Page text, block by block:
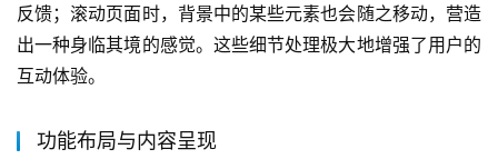
反馈；滚动页面时，背景中的某些元素也会随之移动，营造
出一种身临其境的感觉。这些细节处理极大地增强了用户的
互动体验。
功能布局与内容呈现